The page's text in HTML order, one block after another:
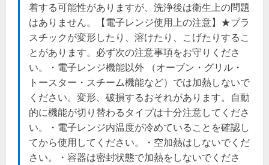
着する可能性がありますが、洗浄後は衛生上の問題
はありません。【電子レンジ使用上の注意】★プラ
スチックが変形したり、溶けたり、こげたりするこ
とがあります。必ず次の注意事項をお守りくださ
い。・電子レンジ機能以外 （オーブン・グリル・
トースター・スチーム機能など）では加熱しないで
ください。変形、破損するおそれがあります。自動
的に機能が切り替わるタイプは十分注意してくださ
い。・電子レンジ内温度が冷めていることを確認し
てから使用してください。・空加熱はしないでくだ
さい。・容器は密封状態で加熱をしないでくださ